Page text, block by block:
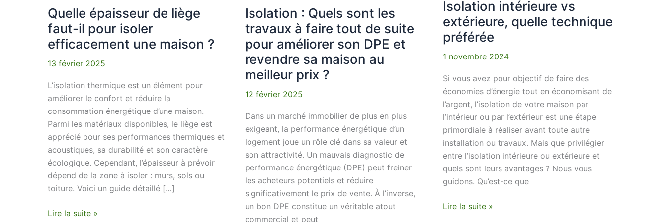
Quelle épaisseur de liège
faut-il pour isoler
efficacement une maison ?
13 février 2025
L’isolation thermique est un élément pour
améliorer le confort et réduire la
consommation énergétique d’une maison.
Parmi les matériaux disponibles, le liège est
apprécié pour ses performances thermiques et
acoustiques, sa durabilité et son caractère
écologique. Cependant, l’épaisseur à prévoir
dépend de la zone à isoler : murs, sols ou
toiture. Voici un guide détaillé […]
une
maison
?
Lire la suite »
Isolation : Quels sont les
travaux à faire tout de suite
pour améliorer son DPE et
revendre sa maison au
meilleur prix ?
12 février 2025
Dans un marché immobilier de plus en plus
exigeant, la performance énergétique d’un
logement joue un rôle clé dans sa valeur et
son attractivité. Un mauvais diagnostic de
performance énergétique (DPE) peut freiner
les acheteurs potentiels et réduire
significativement le prix de vente. À l’inverse,
un bon DPE constitue un véritable atout
commercial et peut
de
suite
pour
améliorer
son
DPE
et
sa
maison
au
meilleur
prix
?
Isolation intérieure vs
extérieure, quelle technique
préférée
1 novembre 2024
Si vous avez pour objectif de faire des
économies d’énergie tout en économisant de
l’argent, l’isolation de votre maison par
l’intérieur ou par l’extérieur est une étape
primordiale à réaliser avant toute autre
installation ou travaux. Mais que privilégier
entre l’isolation intérieure ou extérieure et
quels sont leurs avantages ? Nous vous
guidons. Qu’est-ce que
Lire la suite »